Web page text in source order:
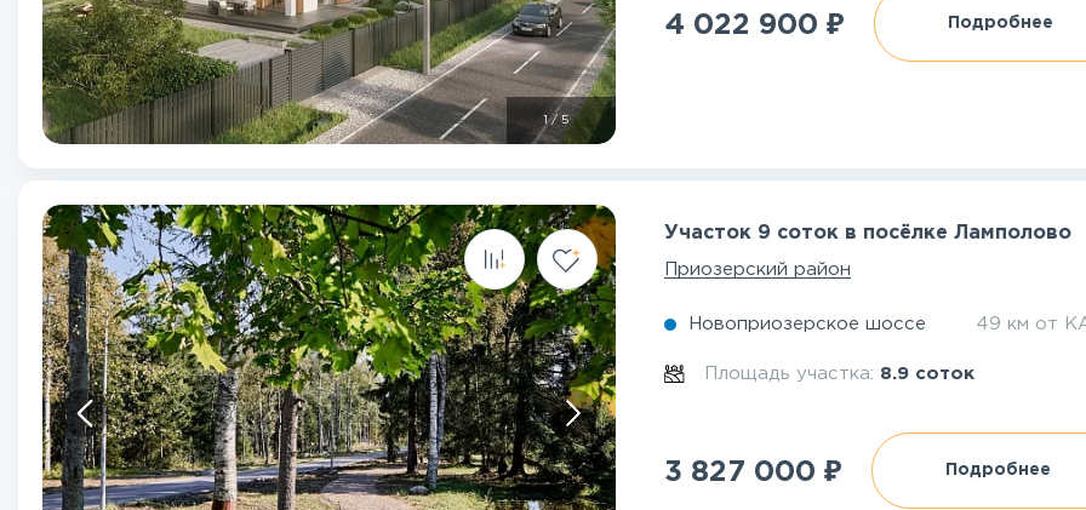
1/5
4 022 900 ₽ Подробнее
Участок 9 соток в посёлке Ламполово
Приозерский район
Новоприозерское шоссе 49 км от
Площадь участка: 8.9 соток
3 827 000 ₽ Подробнее